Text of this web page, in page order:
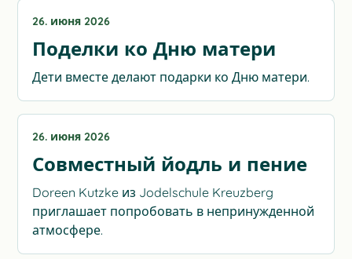
26. июня 2026
Поделки ко Дню матери
Дети вместе делают подарки ко Дню матери.
26. июня 2026
Совместный йодль и пение
Doreen Kutzke из Jodelschule Kreuzberg
приглашает попробовать в непринужденной
атмосфере.